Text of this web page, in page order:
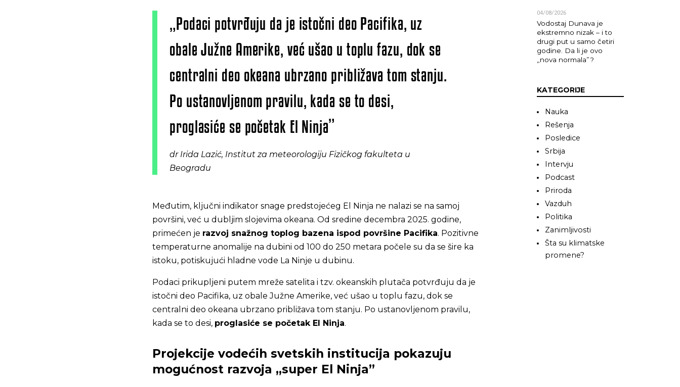
„Podaci potvrđuju da je istočni deo Pacifika, uz
obale Južne Amerike, već ušao u toplu fazu, dok se
centralni deo okeana ubrzano približava tom stanju.
Po ustanovljenom pravilu, kada se to desi,
proglasiće se početak El Ninja”
dr Irida Lazić, Institut za meteorologiju Fizičkog fakulteta u
Beogradu
Međutim, ključni indikator snage predstojećeg El Ninja ne nalazi se na samoj
površini, već u dubljim slojevima okeana. Od sredine decembra 2025. godine,
primećen je razvoj snažnog toplog bazena ispod površine Pacifika. Pozitivne
temperaturne anomalije na dubini od 100 do 250 metara počele su da se šire ka
istoku, potiskujući hladne vode La Ninje u dubinu.
Podaci prikupljeni putem mreže satelita i tzv. okeanskih plutača potvrđuju da je
istočni deo Pacifika, uz obale Južne Amerike, već ušao u toplu fazu, dok se
centralni deo okeana ubrzano približava tom stanju. Po ustanovljenom pravilu,
kada se to desi, proglasiće se početak El Ninja.
Projekcije vodećih svetskih institucija pokazuju
mogućnost razvoja „super El Ninja”
04/08/2026
Vodostaj Dunava je
ekstremno nizak – i to
drugi put u samo četiri
godine. Da li je ovo
„nova normala”?
KATEGORIJE
Nauka
Rešenja
Posledice
Srbija
Intervju
Podcast
Priroda
Vazduh
Politika
Zanimljivosti
Šta su klimatske
promene?